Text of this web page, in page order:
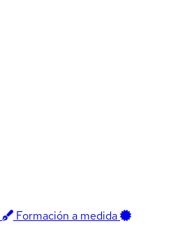
Formación a medida